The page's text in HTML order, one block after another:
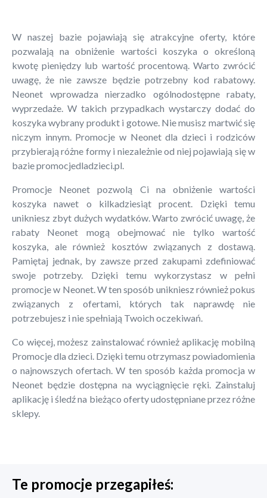
W naszej bazie pojawiają się atrakcyjne oferty, które
pozwalają na obniżenie wartości koszyka o określoną
kwotę pieniędzy lub wartość procentową. Warto zwrócić
uwagę, że nie zawsze będzie potrzebny kod rabatowy.
Neonet wprowadza nierzadko ogólnodostępne rabaty,
wyprzedaże. W takich przypadkach wystarczy dodać do
koszyka wybrany produkt i gotowe. Nie musisz martwić się
niczym innym. Promocje w Neonet dla dzieci i rodziców
przybierają różne formy i niezależnie od niej pojawiają się w
bazie promocjedladzieci.pl.
Promocje Neonet pozwolą Ci na obniżenie wartości
koszyka nawet o kilkadziesiąt procent. Dzięki temu
unikniesz zbyt dużych wydatków. Warto zwrócić uwagę, że
rabaty Neonet mogą obejmować nie tylko wartość
koszyka, ale również kosztów związanych z dostawą.
Pamiętaj jednak, by zawsze przed zakupami zdefiniować
swoje potrzeby. Dzięki temu wykorzystasz w pełni
promocje w Neonet. W ten sposób unikniesz również pokus
związanych z ofertami, których tak naprawdę nie
potrzebujesz i nie spełniają Twoich oczekiwań.
Co więcej, możesz zainstalować również aplikację mobilną
Promocje dla dzieci. Dzięki temu otrzymasz powiadomienia
o najnowszych ofertach. W ten sposób każda promocja w
Neonet będzie dostępna na wyciągnięcie ręki. Zainstaluj
aplikację i śledź na bieżąco oferty udostępniane przez różne
sklepy.
Te promocje przegapiłeś: